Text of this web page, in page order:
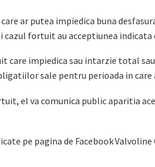
ar putea impiedica buna
fortuit au acceptiunea
care impiedica sau intarzie total
sale pentru perioada in
el va comunica public aparitia
pe pagina de Facebook Valvoline